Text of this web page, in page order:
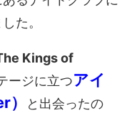
た。
Kings of
ージに立つアイ
と出会ったの